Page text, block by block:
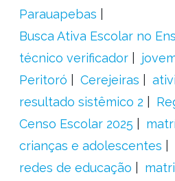
Parauapebas
Busca Ativa Escolar no
técnico verificador
Peritoró
Cerejeiras
resultado sistêmico 2
Censo Escolar 2025
crianças e adolescentes
redes de educação